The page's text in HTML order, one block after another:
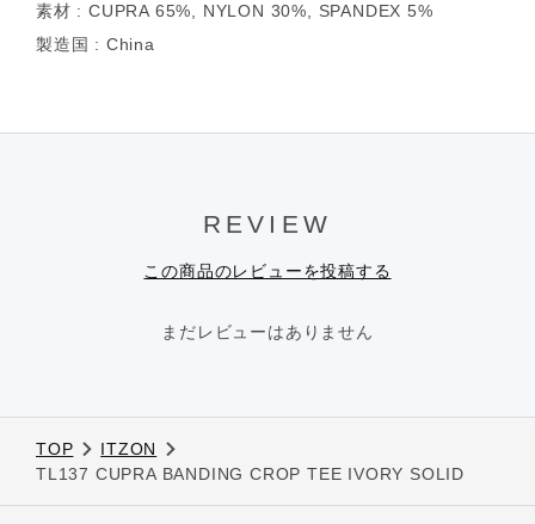
素材 : CUPRA 65%, NYLON 30%, SPANDEX 5%
製造国 : China
REVIEW
この商品のレビューを投稿する
まだレビューはありません
TOP
ITZON
TL137 CUPRA BANDING CROP TEE IVORY SOLID